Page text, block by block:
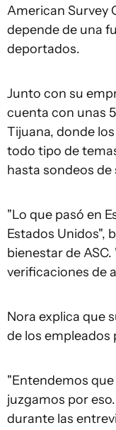
American Survey
depende de una
deportados.
Junto con su
cuenta con unas
Tijuana, donde
todo tipo de
hasta sondeos
"Lo que pasó en
Estados Unidos",
bienestar de
verificaciones de
Nora explica que
de los empleados
"Entendemos
juzgamos por
durante las